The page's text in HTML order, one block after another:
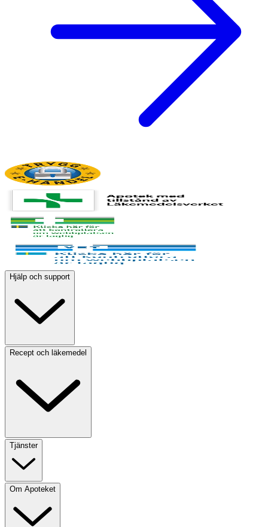
Hjälp och support
Recept och läkemedel
Tjänster
Om Apoteket